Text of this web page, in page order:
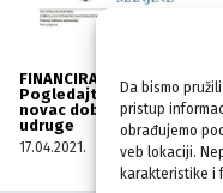
Da bismo
pristup
obrađujemo
veb lokaciji.
karakteristike i
FINANCIRANJE SAVJETA 2021:
Pogledajte koliko su i za
novac dobile bošnjačke
udruge
17.04.2021.